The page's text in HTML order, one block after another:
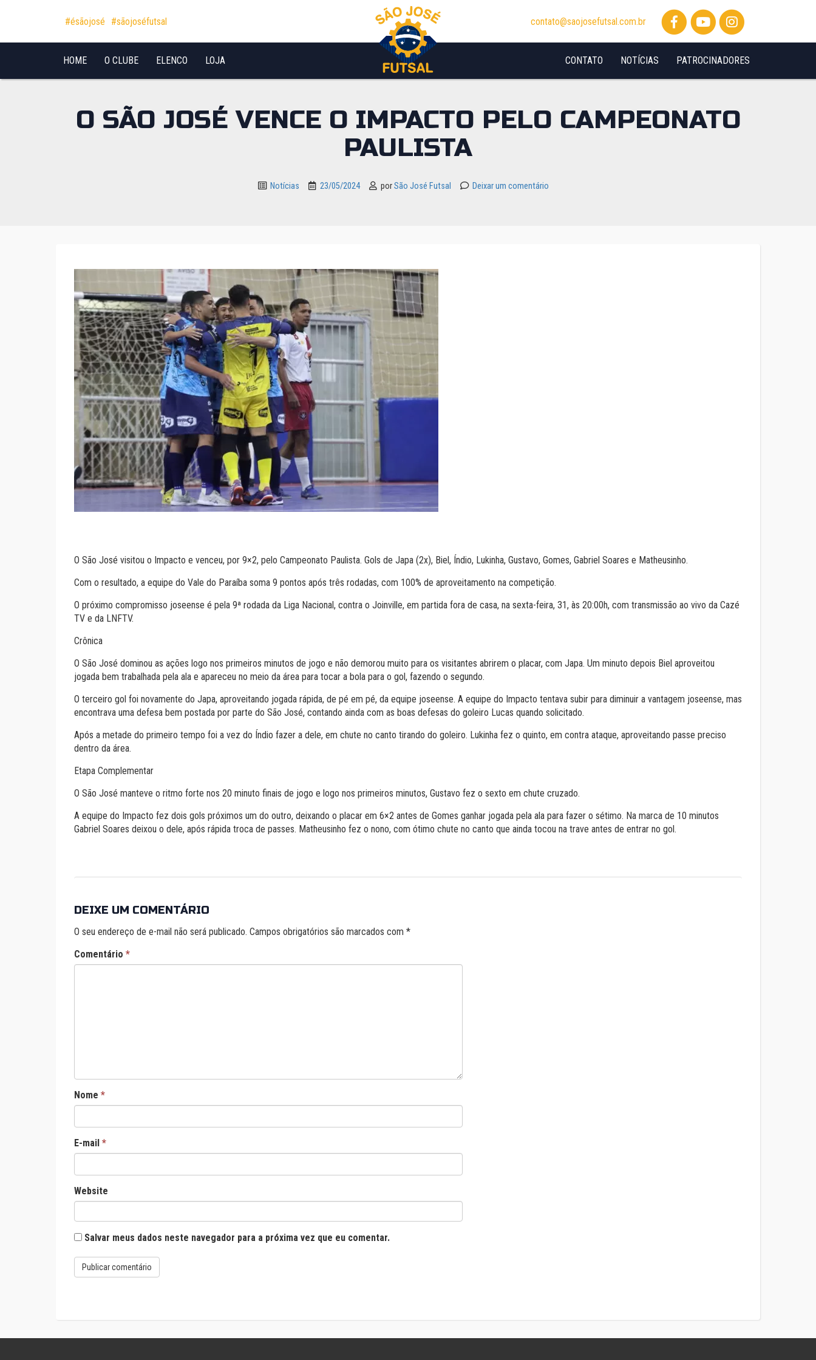
Pular para o conteúdo
#ésãojosé #sãojoséfutsal contato@saojosefutsal.com.br
HOME O CLUBE ELENCO LOJA PATROCINADORES
NOTÍCIAS
CONTATO
O SÃO JOSÉ VENCE O IMPACTO PELO CAMPEONATO
PAULISTA
Notícias 23/05/2024 porSão José Futsal Deixar um comentário
O São José visitou o Impacto e venceu, por 9×2, pelo Campeonato Paulista. Gols de Japa (2x), Biel, Índio, Lukinha, Gustavo, Gomes, Gabriel Soares e Matheusinho.
Com o resultado, a equipe do Vale do Paraíba soma 9 pontos após três rodadas, com 100% de aproveitamento na competição.
O próximo compromisso joseense é pela 9ª rodada da Liga Nacional, contra o Joinville, em partida fora de casa, na sexta-feira, 31, às 20:00h, com transmissão ao vivo da Cazé
TV e da LNFTV.
Crônica
O São José dominou as ações logo nos primeiros minutos de jogo e não demorou muito para os visitantes abrirem o placar, com Japa. Um minuto depois Biel aproveitou
jogada bem trabalhada pela ala e apareceu no meio da área para tocar a bola para o gol, fazendo o segundo.
O terceiro gol foi novamente do Japa, aproveitando jogada rápida, de pé em pé, da equipe joseense. A equipe do Impacto tentava subir para diminuir a vantagem joseense, mas
encontrava uma defesa bem postada por parte do São José, contando ainda com as boas defesas do goleiro Lucas quando solicitado.
Após a metade do primeiro tempo foi a vez do Índio fazer a dele, em chute no canto tirando do goleiro. Lukinha fez o quinto, em contra ataque, aproveitando passe preciso
dentro da área.
Etapa Complementar
O São José manteve o ritmo forte nos 20 minuto finais de jogo e logo nos primeiros minutos, Gustavo fez o sexto em chute cruzado.
A equipe do Impacto fez dois gols próximos um do outro, deixando o placar em 6×2 antes de Gomes ganhar jogada pela ala para fazer o sétimo. Na marca de 10 minutos
Gabriel Soares deixou o dele, após rápida troca de passes. Matheusinho fez o nono, com ótimo chute no canto que ainda tocou na trave antes de entrar no gol.
DEIXE UM COMENTÁRIO
O seu endereço de e-mail não será publicado. Campos obrigatórios são marcados com *
Comentário *
Nome *
E-mail *
Website
Salvar meus dados neste navegador para a próxima vez que eu comentar.